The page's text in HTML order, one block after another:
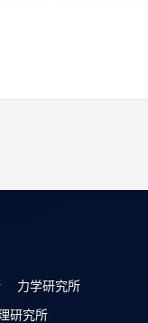
力学研究所
研究所